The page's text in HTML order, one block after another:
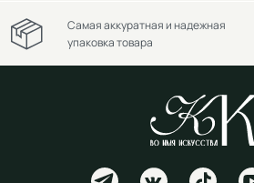
Самая аккуратная и надежная
упаковка товара